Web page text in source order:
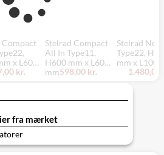
Compact
x L600
kr.
Stelrad Compact
All In Type11,
H600 mm x L600
mm598,00 kr.
Stelrad
Type22,
mm x
1.480,00
fra mærket